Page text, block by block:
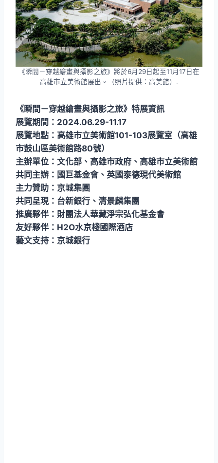
《瞬間－穿越繪畫與攝影之旅》將於6月29日起至11月17日在
高雄市立美術館展出。（照片提供：高美館）.
《瞬間－穿越繪畫與攝影之旅》特展資訊
展覽期間：2024.06.29-11.17
展覽地點：高雄市立美術館101-103展覽室（高雄
市鼓山區美術館路80號）
主辦單位：文化部、高雄市政府、高雄市立美術館
共同主辦：國巨基金會、英國泰德現代美術館
主力贊助：京城集團
共同呈現：台新銀行、清景麟集團
推廣夥伴：財團法人華藏淨宗弘化基金會
友好夥伴：H2O水京棧國際酒店
藝文支持：京城銀行